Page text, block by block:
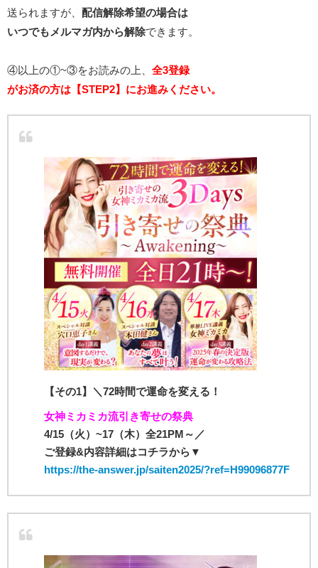
送られますが、 配信解除希望の場合は
いつでもメルマガ内から解除できます。
④以上の①~③をお読みの上、 全3登録
がお済の方は【STEP2】にお進みください。
【その1】＼72時間で運命を変える！
女神ミカミカ流引き寄せの祭典
4/15（火）~17（木）全21PM～／
ご登録&内容詳細はコチラから▼
https://the-answer.jp/saiten2025/?ref=H99096877F